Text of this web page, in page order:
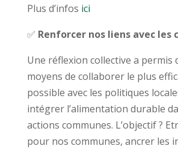
Plus d’infos ici
✅ Renforcer nos liens avec les
Une réflexion collective a permis
moyens de collaborer le plus
possible avec les politiques
intégrer l’alimentation durable
actions communes. L’objectif ?
pour nos communes, ancrer les